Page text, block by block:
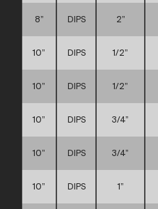
8” DIPS 2”
10” DIPS 1/2”
10” DIPS 1/2”
10” DIPS 3/4”
10” DIPS 3/4”
10” DIPS 1”